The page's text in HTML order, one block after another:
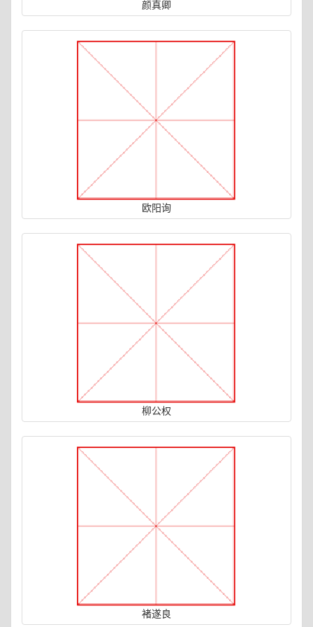
颜真卿
欧阳询
柳公权
褚遂良